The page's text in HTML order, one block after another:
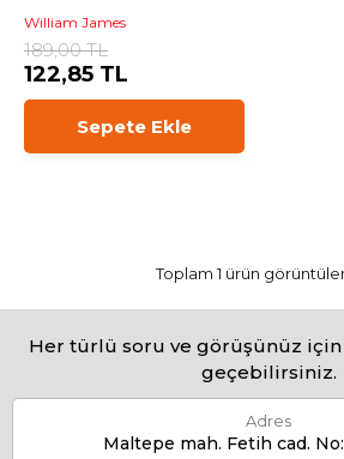
William James
189,00 TL
122,85 TL
Sepete Ekle
Toplam 1 ürün
Her türlü soru ve görüşünüz
geçebilirsiniz.
Adres
Maltepe mah. Fetih cad.